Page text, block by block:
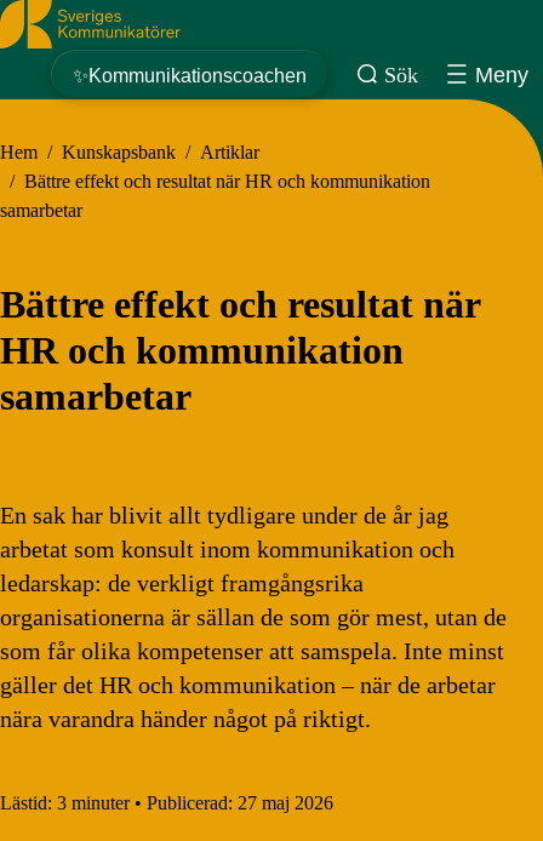
Sveriges Kommunikatörer
✨Kommunikationscoachen Sök Meny
Hem / Kunskapsbank / Artiklar
/ Bättre effekt och resultat när HR och kommunikation
samarbetar
Bättre effekt och resultat när
HR och kommunikation
samarbetar
En sak har blivit allt tydligare under de år jag
arbetat som konsult inom kommunikation och
ledarskap: de verkligt framgångsrika
organisationerna är sällan de som gör mest, utan de
som får olika kompetenser att samspela. Inte minst
gäller det HR och kommunikation – när de arbetar
nära varandra händer något på riktigt.
Lästid: 3 minuter • Publicerad: 27 maj 2026